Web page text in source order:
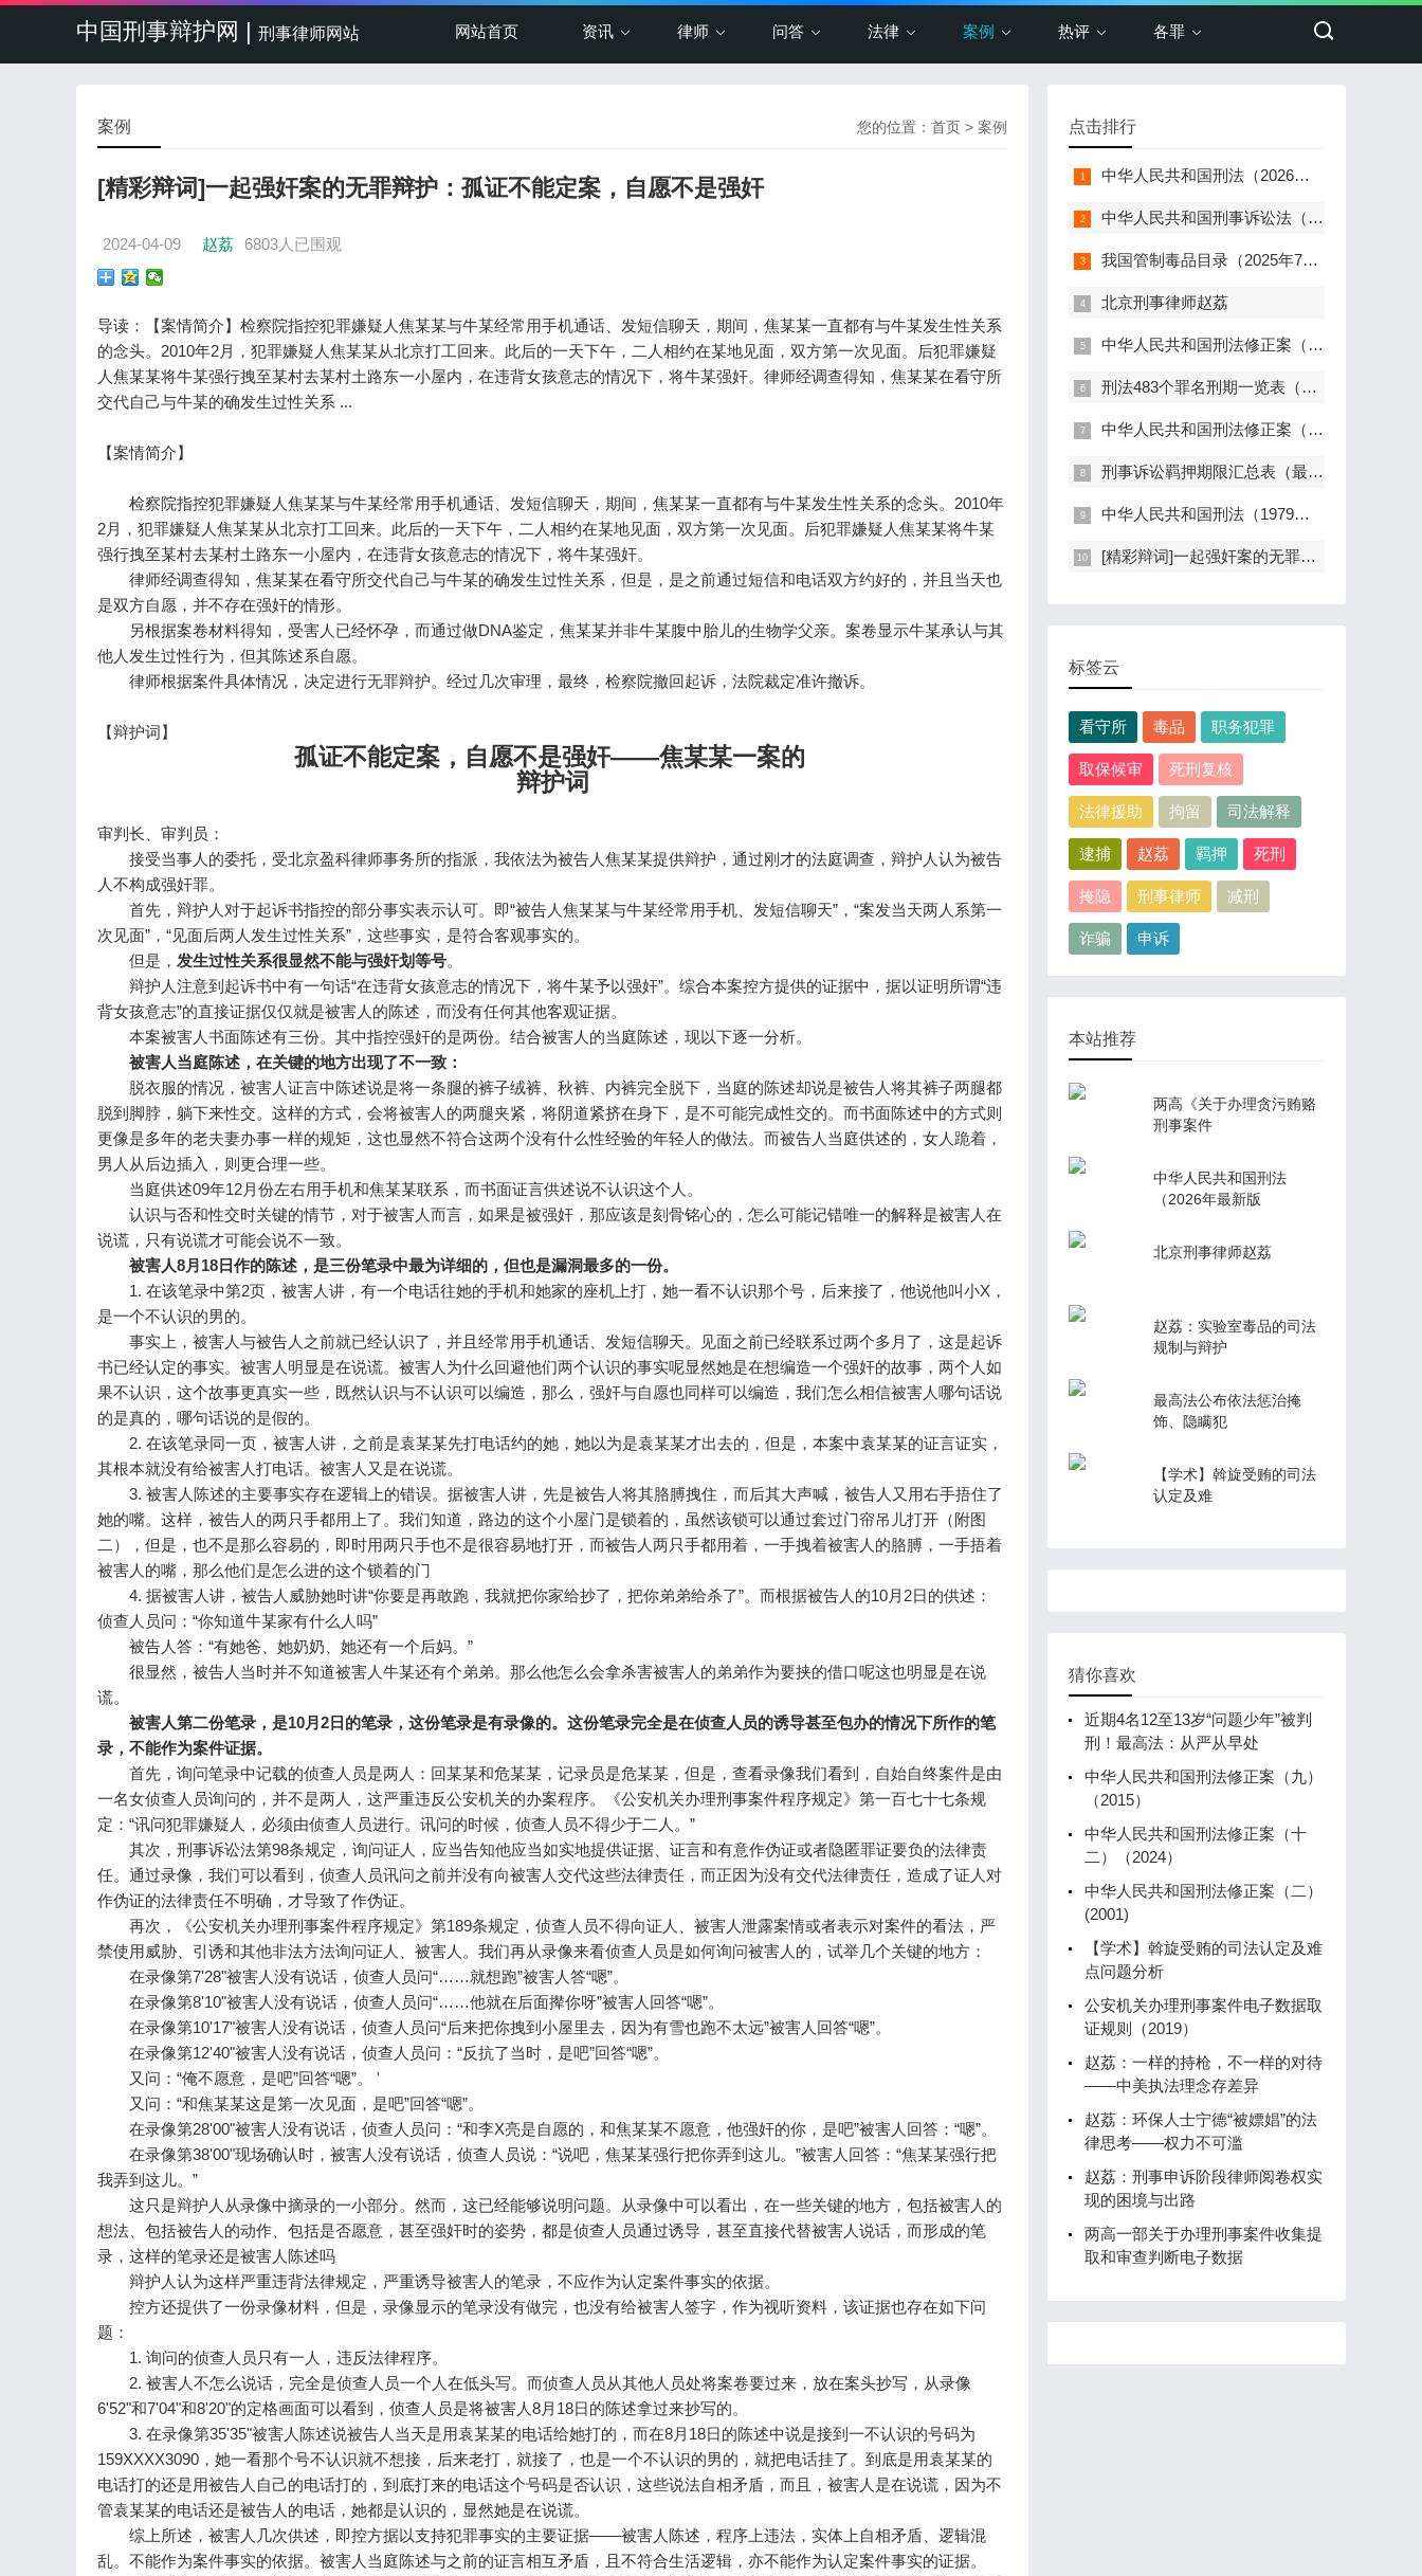
中国刑事辩护网 | 刑事律师网站 网站首页 资讯 律师 问答 法律 案例 热评 各罪
您的位置： 首页 > 案例
案例
[精彩辩词]一起强奸案的无罪辩护：孤证不能定案，自愿不是强奸
2024-04-09 赵荔 6803人已围观
导读：【案情简介】检察院指控犯罪嫌疑人焦某某与牛某经常用手机通话、发短信聊天，期间，焦某某一直都有与牛某发生性关系
的念头。2010年2月，犯罪嫌疑人焦某某从北京打工回来。此后的一天下午，二人相约在某地见面，双方第一次见面。后犯罪嫌疑
人焦某某将牛某强行拽至某村去某村土路东一小屋内，在违背女孩意志的情况下，将牛某强奸。律师经调查得知，焦某某在看守所
交代自己与牛某的确发生过性关系 ...
【案情简介】
检察院指控犯罪嫌疑人焦某某与牛某经常用手机通话、发短信聊天，期间，焦某某一直都有与牛某发生性关系的念头。2010年
2月，犯罪嫌疑人焦某某从北京打工回来。此后的一天下午，二人相约在某地见面，双方第一次见面。后犯罪嫌疑人焦某某将牛某
强行拽至某村去某村土路东一小屋内，在违背女孩意志的情况下，将牛某强奸。
律师经调查得知，焦某某在看守所交代自己与牛某的确发生过性关系，但是，是之前通过短信和电话双方约好的，并且当天也
是双方自愿，并不存在强奸的情形。
另根据案卷材料得知，受害人已经怀孕，而通过做DNA鉴定，焦某某并非牛某腹中胎儿的生物学父亲。案卷显示牛某承认与其
他人发生过性行为，但其陈述系自愿。
律师根据案件具体情况，决定进行无罪辩护。经过几次审理，最终，检察院撤回起诉，法院裁定准许撤诉。
【辩护词】
孤证不能定案，自愿不是强奸——焦某某一案的
辩护词
审判长、审判员：
接受当事人的委托，受北京盈科律师事务所的指派，我依法为被告人焦某某提供辩护，通过刚才的法庭调查，辩护人认为被告
人不构成强奸罪。
首先，辩护人对于起诉书指控的部分事实表示认可。即“被告人焦某某与牛某经常用手机、发短信聊天”，“案发当天两人系第一
次见面”，“见面后两人发生过性关系”，这些事实，是符合客观事实的。
但是， 发生过性关系很显然不能与强奸划等号。
辩护人注意到起诉书中有一句话“在违背女孩意志的情况下，将牛某予以强奸”。综合本案控方提供的证据中，据以证明所谓“违
背女孩意志”的直接证据仅仅就是被害人的陈述，而没有任何其他客观证据。
本案被害人书面陈述有三份。其中指控强奸的是两份。结合被害人的当庭陈述，现以下逐一分析。
被害人当庭陈述，在关键的地方出现了不一致：
脱衣服的情况，被害人证言中陈述说是将一条腿的裤子绒裤、秋裤、内裤完全脱下，当庭的陈述却说是被告人将其裤子两腿都
脱到脚脖，躺下来性交。这样的方式，会将被害人的两腿夹紧，将阴道紧挤在身下，是不可能完成性交的。而书面陈述中的方式则
更像是多年的老夫妻办事一样的规矩，这也显然不符合这两个没有什么性经验的年轻人的做法。而被告人当庭供述的，女人跪着，
男人从后边插入，则更合理一些。
当庭供述09年12月份左右用手机和焦某某联系，而书面证言供述说不认识这个人。
认识与否和性交时关键的情节，对于被害人而言，如果是被强奸，那应该是刻骨铭心的，怎么可能记错唯一的解释是被害人在
说谎，只有说谎才可能会说不一致。
被害人8月18日作的陈述，是三份笔录中最为详细的，但也是漏洞最多的一份。
1. 在该笔录中第2页，被害人讲，有一个电话往她的手机和她家的座机上打，她一看不认识那个号，后来接了，他说他叫小X，
是一个不认识的男的。
事实上，被害人与被告人之前就已经认识了，并且经常用手机通话、发短信聊天。见面之前已经联系过两个多月了，这是起诉
书已经认定的事实。被害人明显是在说谎。被害人为什么回避他们两个认识的事实呢显然她是在想编造一个强奸的故事，两个人如
果不认识，这个故事更真实一些，既然认识与不认识可以编造，那么，强奸与自愿也同样可以编造，我们怎么相信被害人哪句话说
的是真的，哪句话说的是假的。
2. 在该笔录同一页，被害人讲，之前是袁某某先打电话约的她，她以为是袁某某才出去的，但是，本案中袁某某的证言证实，
其根本就没有给被害人打电话。被害人又是在说谎。
3. 被害人陈述的主要事实存在逻辑上的错误。据被害人讲，先是被告人将其胳膊拽住，而后其大声喊，被告人又用右手捂住了
她的嘴。这样，被告人的两只手都用上了。我们知道，路边的这个小屋门是锁着的，虽然该锁可以通过套过门帘吊儿打开（附图
二），但是，也不是那么容易的，即时用两只手也不是很容易地打开，而被告人两只手都用着，一手拽着被害人的胳膊，一手捂着
被害人的嘴，那么他们是怎么进的这个锁着的门
4. 据被害人讲，被告人威胁她时讲“你要是再敢跑，我就把你家给抄了，把你弟弟给杀了”。而根据被告人的10月2日的供述：
侦查人员问：“你知道牛某家有什么人吗”
被告人答：“有她爸、她奶奶、她还有一个后妈。”
很显然，被告人当时并不知道被害人牛某还有个弟弟。那么他怎么会拿杀害被害人的弟弟作为要挟的借口呢这也明显是在说
谎。
被害人第二份笔录，是10月2日的笔录，这份笔录是有录像的。这份笔录完全是在侦查人员的诱导甚至包办的情况下所作的笔
录，不能作为案件证据。
首先，询问笔录中记载的侦查人员是两人：回某某和危某某，记录员是危某某，但是，查看录像我们看到，自始自终案件是由
一名女侦查人员询问的，并不是两人，这严重违反公安机关的办案程序。《公安机关办理刑事案件程序规定》第一百七十七条规
定：“讯问犯罪嫌疑人，必须由侦查人员进行。讯问的时候，侦查人员不得少于二人。”
其次，刑事诉讼法第98条规定，询问证人，应当告知他应当如实地提供证据、证言和有意作伪证或者隐匿罪证要负的法律责
任。通过录像，我们可以看到，侦查人员讯问之前并没有向被害人交代这些法律责任，而正因为没有交代法律责任，造成了证人对
作伪证的法律责任不明确，才导致了作伪证。
再次，《公安机关办理刑事案件程序规定》第189条规定，侦查人员不得向证人、被害人泄露案情或者表示对案件的看法，严
禁使用威胁、引诱和其他非法方法询问证人、被害人。我们再从录像来看侦查人员是如何询问被害人的，试举几个关键的地方：
在录像第7'28"被害人没有说话，侦查人员问“……就想跑”被害人答“嗯”。
在录像第8'10"被害人没有说话，侦查人员问“……他就在后面撵你呀”被害人回答“嗯”。
在录像第10'17"被害人没有说话，侦查人员问“后来把你拽到小屋里去，因为有雪也跑不太远”被害人回答“嗯”。
在录像第12'40"被害人没有说话，侦查人员问：“反抗了当时，是吧”回答“嗯”。
又问：“俺不愿意，是吧”回答“嗯”。 '
又问：“和焦某某这是第一次见面，是吧”回答“嗯”。
在录像第28'00"被害人没有说话，侦查人员问：“和李X亮是自愿的，和焦某某不愿意，他强奸的你，是吧”被害人回答：“嗯”。
在录像第38'00"现场确认时，被害人没有说话，侦查人员说：“说吧，焦某某强行把你弄到这儿。”被害人回答：“焦某某强行把
我弄到这儿。”
这只是辩护人从录像中摘录的一小部分。然而，这已经能够说明问题。从录像中可以看出，在一些关键的地方，包括被害人的
想法、包括被告人的动作、包括是否愿意，甚至强奸时的姿势，都是侦查人员通过诱导，甚至直接代替被害人说话，而形成的笔
录，这样的笔录还是被害人陈述吗
辩护人认为这样严重违背法律规定，严重诱导被害人的笔录，不应作为认定案件事实的依据。
控方还提供了一份录像材料，但是，录像显示的笔录没有做完，也没有给被害人签字，作为视听资料，该证据也存在如下问
题：
1. 询问的侦查人员只有一人，违反法律程序。
2. 被害人不怎么说话，完全是侦查人员一个人在低头写。而侦查人员从其他人员处将案卷要过来，放在案头抄写，从录像
6'52"和7'04"和8'20"的定格画面可以看到，侦查人员是将被害人8月18日的陈述拿过来抄写的。
3. 在录像第35'35"被害人陈述说被告人当天是用袁某某的电话给她打的，而在8月18日的陈述中说是接到一不认识的号码为
159XXXX3090，她一看那个号不认识就不想接，后来老打，就接了，也是一个不认识的男的，就把电话挂了。到底是用袁某某的
电话打的还是用被告人自己的电话打的，到底打来的电话这个号码是否认识，这些说法自相矛盾，而且，被害人是在说谎，因为不
管袁某某的电话还是被告人的电话，她都是认识的，显然她是在说谎。
综上所述，被害人几次供述，即控方据以支持犯罪事实的主要证据——被害人陈述，程序上违法，实体上自相矛盾、逻辑混
乱。不能作为案件事实的依据。被害人当庭陈述与之前的证言相互矛盾，且不符合生活逻辑，亦不能作为认定案件事实的证据。
点击排行
中华人民共和国刑法（2026年最新版）
中华人民共和国刑事诉讼法（2024年最新版）
我国管制毒品目录（2025年7月更新，348种+两大类）
北京刑事律师赵荔
中华人民共和国刑法修正案（十二）（2024）
刑法483个罪名刑期一览表（2024最新）
中华人民共和国刑法修正案（十一）（2021）
刑事诉讼羁押期限汇总表（最新版）
中华人民共和国刑法（1979年版）
[精彩辩词]一起强奸案的无罪辩护：孤证不能定案，自愿不是强奸
标签云
看守所 毒品 职务犯罪
取保候审 死刑复核
法律援助 拘留 司法解释
逮捕 赵荔 羁押 死刑
掩隐 刑事律师 减刑
诈骗 申诉
本站推荐
两高《关于办理贪污贿赂
刑事案件
中华人民共和国刑法
（2026年最新版
北京刑事律师赵荔
赵荔：实验室毒品的司法
规制与辩护
最高法公布依法惩治掩
饰、隐瞒犯
【学术】斡旋受贿的司法
认定及难
猜你喜欢
近期4名12至13岁“问题少年”被判
刑！最高法：从严从早处
中华人民共和国刑法修正案（九）
（2015）
中华人民共和国刑法修正案（十
二）（2024）
中华人民共和国刑法修正案（二）
(2001)
【学术】斡旋受贿的司法认定及难
点问题分析
公安机关办理刑事案件电子数据取
证规则（2019）
赵荔：一样的持枪，不一样的对待
——中美执法理念存差异
赵荔：环保人士宁德“被嫖娼”的法
律思考——权力不可滥
赵荔：刑事申诉阶段律师阅卷权实
现的困境与出路
两高一部关于办理刑事案件收集提
取和审查判断电子数据